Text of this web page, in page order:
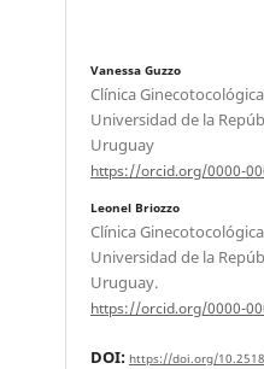
Vanessa Guzzo
Clínica
Universidad de la
Uruguay
https://orcid.org/0000-
Leonel Briozzo
Clínica
Universidad de la
Uruguay.
https://orcid.org/0000-
DOI: https://doi.org/